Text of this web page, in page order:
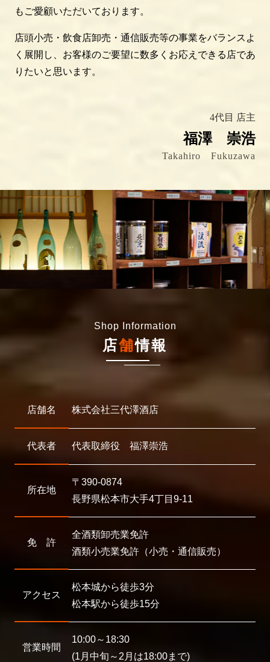
もご愛顧いただいております。
店頭小売・飲食店卸売・通信販売等の事業をバランスよ
く展開し、お客様のご要望に数多くお応えできる店であ
りたいと思います。
4代目 店主
福澤 崇浩
Takahiro Fukuzawa
Shop Information
店舗情報
店舗名 株式会社三代澤酒店
代表者 代表取締役 福澤崇浩
所在地
〒390-0874
長野県松本市大手4丁目9-11
免 許
全酒類卸売業免許
酒類小売業免許（小売・通信販売）
アクセス
松本城から徒歩3分
松本駅から徒歩15分
営業時間
10:00～18:30
(1月中旬～2月は18:00まで)